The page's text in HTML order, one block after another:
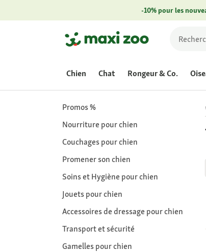
-10% pour les
Chien Chat Rongeur & Co.
Promos %
Nourriture pour chien
Couchages pour chien
Promener son chien
Soins et Hygiène pour chien
Jouets pour chien
Accessoires de dressage pour chien
Transport et sécurité
Gamelles pour chien